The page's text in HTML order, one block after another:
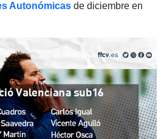
Autonómicas de diciembre en